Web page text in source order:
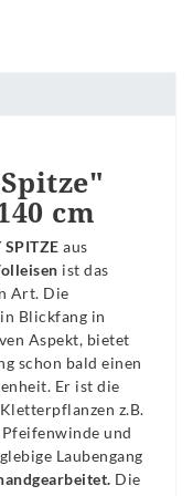
cm
aus
ist das
Art. Die
Blickfang in
Aspekt, bietet
schon bald einen
Er ist die
z.B.
und
Laubengang
Die